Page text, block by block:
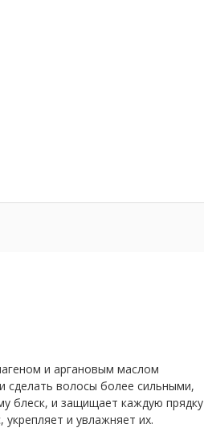
и аргановым маслом
сделать волосы более сильными,
блеск, и защищает каждую прядку
и увлажняет их.